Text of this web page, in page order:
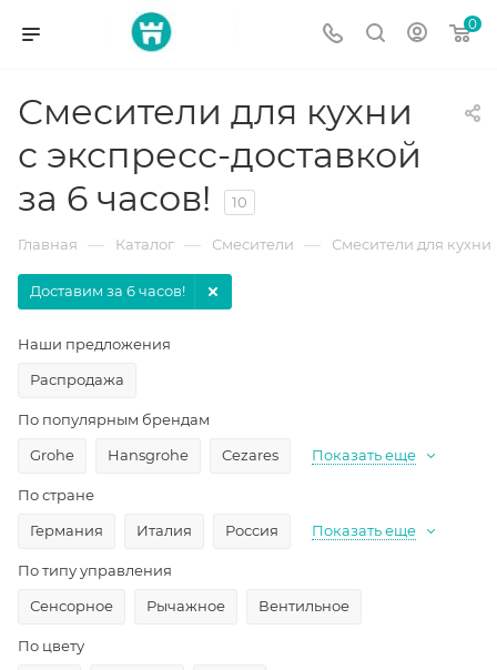
0
Смесители для кухни
с экспресс-доставкой
за 6 часов!
10
Главная — Каталог — Смесители — Смесители для кухни
Доставим за 6 часов!
Наши предложения
Распродажа
По популярным брендам
Grohe
Hansgrohe Cezares Показать еще
По стране
Германия
Италия Россия Показать еще
По типу управления
Сенсорное
Рычажное Вентильное
По цвету